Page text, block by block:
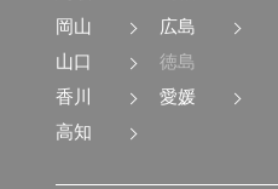
岡山
広島
山口
徳島
香川
愛媛
高知